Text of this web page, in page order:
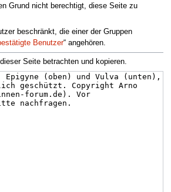
Grund nicht berechtigt, diese Seite zu
beschränkt, die einer der Gruppen
Benutzer“ angehören.
Seite betrachten und kopieren.